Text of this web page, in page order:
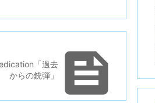

「過去
からの銃弾」